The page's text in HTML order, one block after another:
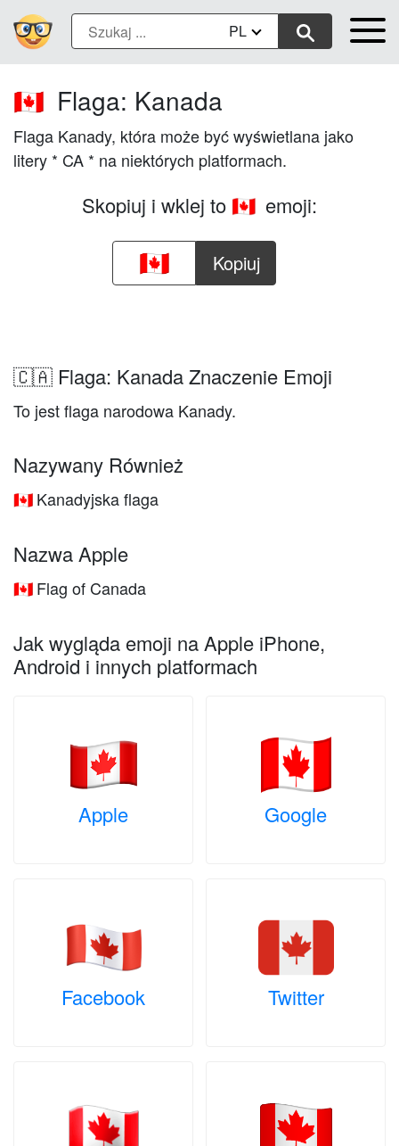
PL
🇨🇦 Flaga: Kanada
Flaga Kanady, która może być wyświetlana jako
litery * CA * na niektórych platformach.
Skopiuj i wklej to 🇨🇦 emoji:
Kopiuj
🇨🇦 Flaga: Kanada Znaczenie Emoji
To jest flaga narodowa Kanady.
Nazywany Również
🇨🇦 Kanadyjska flaga
Nazwa Apple
🇨🇦 Flag of Canada
Jak wygląda emoji na Apple iPhone,
Android i innych platformach
Apple Google
Facebook Twitter